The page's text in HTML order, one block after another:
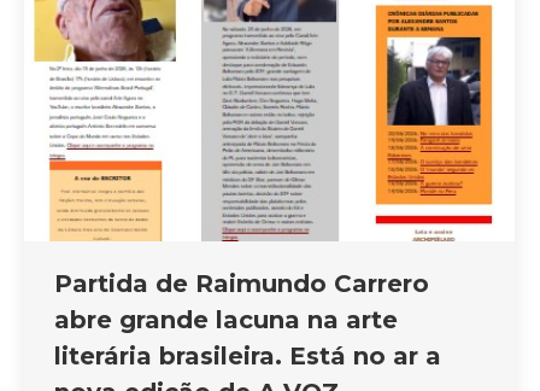
Partida de Raimundo Carrero
abre grande lacuna na arte
literária brasileira. Está no ar a